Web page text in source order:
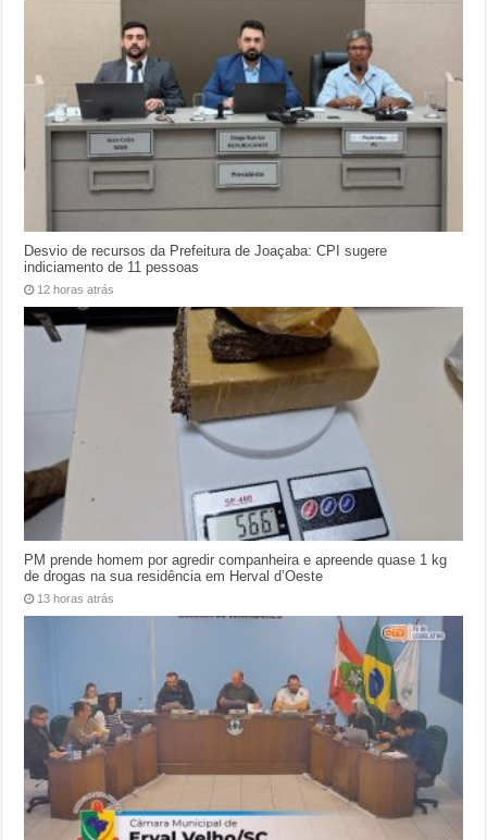
Desvio de recursos da Prefeitura de Joaçaba: CPI sugere
indiciamento de 11 pessoas
12 horas atrás
PM prende homem por agredir companheira e apreende quase 1 kg
de drogas na sua residência em Herval d’Oeste
13 horas atrás